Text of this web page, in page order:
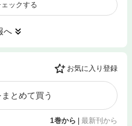
ックする
へ
お気に入り登録
とめて買う
1巻から 最新刊から